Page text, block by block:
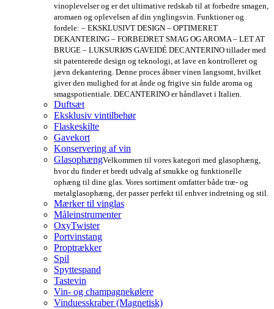
vinoplevelser og er det ultimative redskab til at forbedre smagen,
aromaen og oplevelsen af din ynglingsvin. Funktioner og
fordele: – EKSKLUSIVT DESIGN – OPTIMERET
DEKANTERING – FORBEDRET SMAG OG AROMA – LET AT
BRUGE – LUKSURIØS GAVEIDÉ DECANTERINO tillader med
sit patenterede design og teknologi, at lave en kontrolleret og
jævn dekantering. Denne proces åbner vinen langsomt, hvilket
giver den mulighed for at ånde og frigive sin fulde aroma og
smagspotientiale. DECANTERINO er håndlavet i Italien.
Duftsæt
Eksklusiv vintilbehør
Flaskeskilte
Gavekort
Konservering af vin
GlasophængVelkommen til vores kategori med glasophæng,
hvor du finder et bredt udvalg af smukke og funktionelle
ophæng til dine glas. Vores sortiment omfatter både træ- og
metalglasophæng, der passer perfekt til enhver indretning og stil.
Mærker til vinglas
Måleinstrumenter
OxyTwister
Portvinstang
Proptrækker
Spil
Spyttespand
Tastevin
Vin- og champagnekølere
Vinduesskraber (Magnetisk)